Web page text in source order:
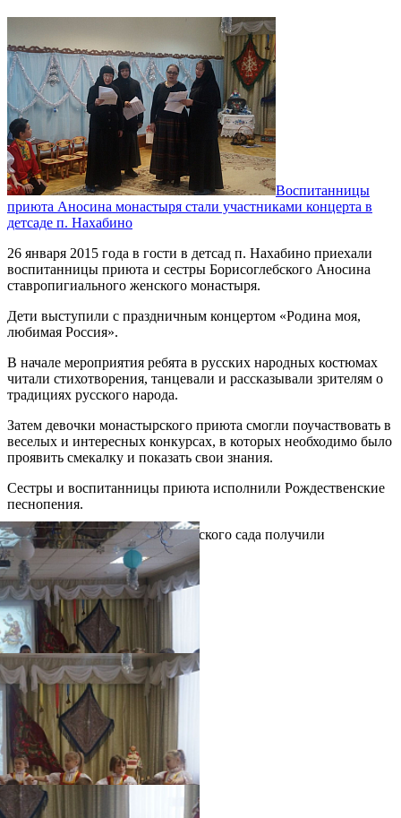
Воспитанницы
приюта Аносина монастыря стали участниками концерта в
детсаде п. Нахабино
26 января 2015 года в гости в детсад п. Нахабино приехали
воспитанницы приюта и сестры Борисоглебского Аносина
ставропигиального женского монастыря.
Дети выступили с праздничным концертом «Родина моя,
любимая Россия».
В начале мероприятия ребята в русских народных костюмах
читали стихотворения, танцевали и рассказывали зрителям о
традициях русского народа.
Затем девочки монастырского приюта смогли поучаствовать в
веселых и интересных конкурсах, в которых необходимо было
проявить смекалку и показать свои знания.
Сестры и воспитанницы приюта исполнили Рождественские
песнопения.
В завершение все ребята из детского сада получили
Рождественские подарки.
Распечатать
Фото